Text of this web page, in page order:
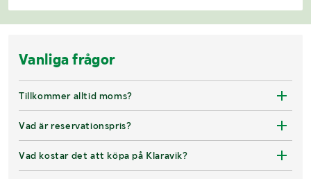
Vanliga frågor
Tillkommer alltid moms?
Vad är reservationspris?
Vad kostar det att köpa på Klaravik?